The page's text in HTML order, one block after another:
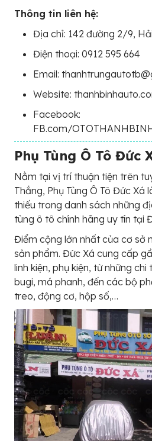
Thông tin liên hệ:
Địa chỉ: 142 đường 2/9,
Điện thoại: 0912 595 664
Email:
Website:
Facebook:
FB.com/
Phụ Tùng Ô Tô Đức
Nằm tại vị trí thuận tiện trên
Thắng, Phụ Tùng Ô Tô Đức Xá
thiếu trong danh sách những
tùng ô tô chính hãng uy tín tại
Điểm cộng lớn nhất của cơ sở
sản phẩm. Đức Xá cung cấp
linh kiện, phụ kiện, từ những
bugi, má phanh, đến các bộ
treo, động cơ, hộp số,…